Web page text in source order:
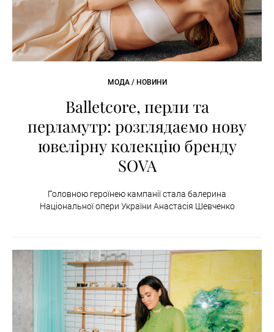
МОДА / НОВИНИ
Balletcore, перли та
перламутр: розглядаємо нову
ювелірну колекцію бренду
SOVA
Головною героїнею кампанії стала балерина
Національної опери України Анастасія Шевченко